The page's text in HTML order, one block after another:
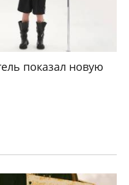
показал новую